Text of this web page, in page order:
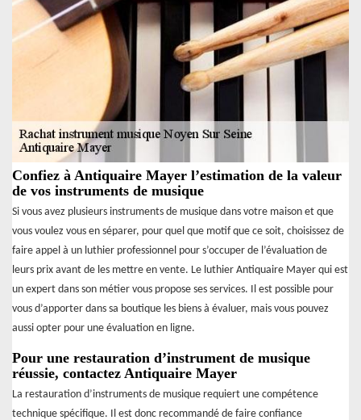
Confiez à Antiquaire Mayer l’estimation de la valeur
de vos instruments de musique
Si vous avez plusieurs instruments de musique dans votre maison et que
vous voulez vous en séparer, pour quel que motif que ce soit, choisissez de
faire appel à un luthier professionnel pour s’occuper de l’évaluation de
leurs prix avant de les mettre en vente. Le luthier Antiquaire Mayer qui est
un expert dans son métier vous propose ses services. Il est possible pour
vous d’apporter dans sa boutique les biens à évaluer, mais vous pouvez
aussi opter pour une évaluation en ligne.
Pour une restauration d’instrument de musique
réussie, contactez Antiquaire Mayer
La restauration d’instruments de musique requiert une compétence
technique spécifique. Il est donc recommandé de faire confiance